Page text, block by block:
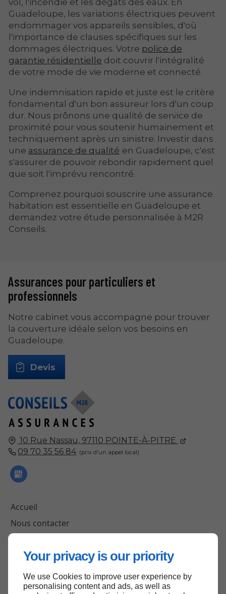
Your privacy is our priority
We use Cookies to improve user experience by
personalising content and ads, as well as
vol, l'incendie et les dégâts des eaux. En
Guadeloupe, les variations électriques peuvent
endommager vos appareils sensibles, d'où
l'importance de clauses spécifiques sur les
dommages électriques. Votre police de
garantie résidentielle doit couvrir l'intégralité
de votre mode de vie moderne et connecté.
Une indemnisation rapide et juste est le critère
fondamental d'un bon assureur lors d'un coup
dur. Nous prônons une qualité de service de
proximité pour vous soutenir humainement et
techniquement après un sinistre. Investir dans
une assurance de qualité en Guadeloupe, c'est
s'assurer de pouvoir rebondir rapidement quel
que soit l'imprévu rencontré.
Comprenez pourquoi souscrire une assurance
habitation est essentielle en Guadeloupe et
demandez votre étude personnalisée à M2R
Conseils.
10 Rue Nassau, 97110 POINTE-À-PITRE
09 70 35 56 84
Accueil
Nous contacter
Plan du site
Assurances pour particuliers et
professionnels
Notre cabinet vous accompagne pour trouver
la couverture idéale selon vos besoins en
Guadeloupe.
Devis